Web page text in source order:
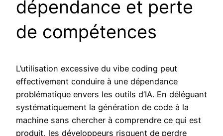
dépendance et perte
de compétences
L’utilisation excessive du vibe coding peut
effectivement conduire à une dépendance
problématique envers les outils d’IA. En déléguant
systématiquement la génération de code à la
machine sans chercher à comprendre ce qui est
produit, les développeurs risquent de perdre